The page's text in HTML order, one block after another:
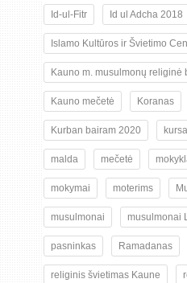
Id-ul-Fitr Id ul Adcha 2018
Islamo Kultūros ir Švietimo
Kauno m. musulmonų religinė
Kauno mečetė Koranas
Kurban bairam 2020
malda mečetė
mokymai moterims
musulmonai musulmonai
pasninkas Ramadanas
religinis švietimas Kaune